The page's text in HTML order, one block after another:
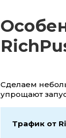
Сделаем
упрощают
Трафик от